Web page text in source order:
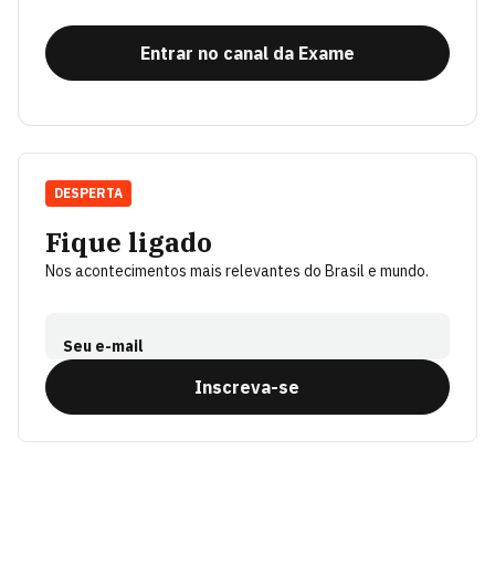
Entrar no canal da Exame
Fique ligado
Nos acontecimentos mais relevantes do Brasil e mundo.
Seu e-mail
Inscreva-se
DESPERTA